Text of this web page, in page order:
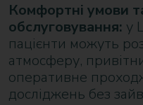
Комфортні умови
обслуговування: у
пацієнти можуть
атмосферу,
оперативне
досліджень без